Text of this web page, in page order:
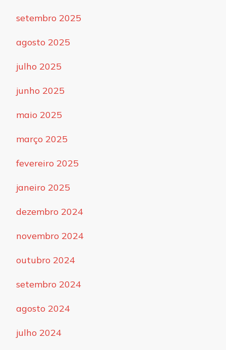
setembro 2025
agosto 2025
julho 2025
junho 2025
maio 2025
março 2025
fevereiro 2025
janeiro 2025
dezembro 2024
novembro 2024
outubro 2024
setembro 2024
agosto 2024
julho 2024